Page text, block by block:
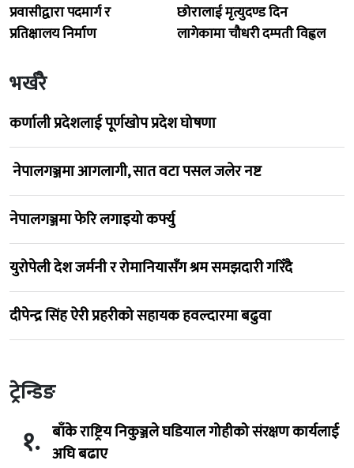
प्रवासीद्वारा पदमार्ग र
प्रतिक्षालय निर्माण
छोरालाई मृत्युदण्ड दिन
लागेकामा चौधरी दम्पती विह्वल
भर्खरै
कर्णाली प्रदेशलाई पूर्णखोप प्रदेश घोषणा
नेपालगञ्जमा आगलागी, सात वटा पसल जलेर नष्ट
नेपालगञ्जमा फेरि लगाइयो कर्फ्यु
युरोपेली देश जर्मनी र रोमानियासँग श्रम समझदारी गरिँदै
दीपेन्द्र सिंह ऐरी प्रहरीको सहायक हवल्दारमा बढुवा
ट्रेन्डिङ
१. बाँके राष्ट्रिय निकुञ्जले घडियाल गोहीको संरक्षण कार्यलाई
अघि बढाए